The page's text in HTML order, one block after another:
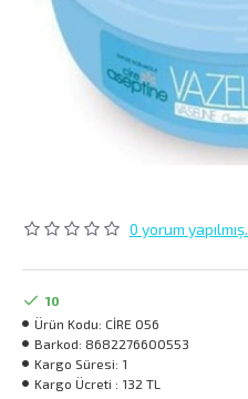
0 yorum yapılmış.
10
Ürün Kodu: CİRE 056
Barkod: 8682276600553
Kargo Süresi: 1
Kargo Ücreti : 132 TL